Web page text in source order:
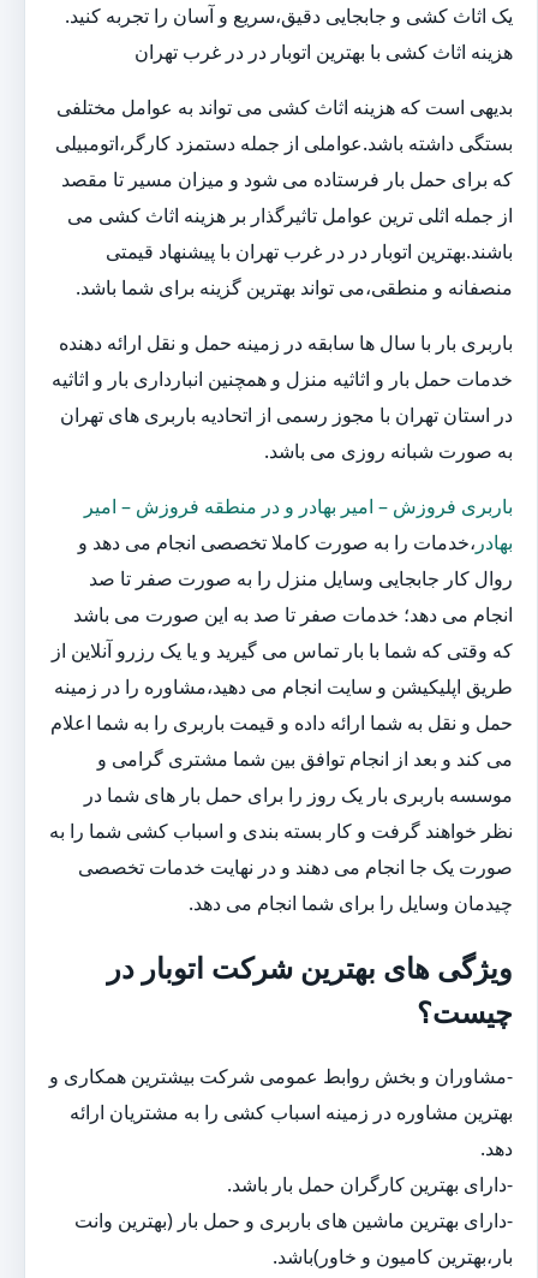
یک اثاث کشی و جابجایی دقیق،سریع و آسان را تجربه کنید.
هزینه اثاث کشی با بهترین اتوبار در در غرب تهران
بدیهی است که هزینه اثاث کشی می تواند به عوامل مختلفی
بستگی داشته باشد.عواملی از جمله دستمزد کارگر،اتومبیلی
که برای حمل بار فرستاده می شود و میزان مسیر تا مقصد
از جمله اثلی ترین عوامل تاثیرگذار بر هزینه اثاث کشی می
باشند.بهترین اتوبار در در غرب تهران با پیشنهاد قیمتی
منصفانه و منطقی،می تواند بهترین گزینه برای شما باشد.
باربری بار با سال ها سابقه در زمینه حمل و نقل ارائه دهنده
خدمات حمل بار و اثاثیه منزل و همچنین انبارداری بار و اثاثیه
در استان تهران با مجوز رسمی از اتحادیه باربری های تهران
به صورت شبانه روزی می باشد.
باربری فروزش – امیر بهادر و در منطقه فروزش – امیر
بهادر ،خدمات را به صورت کاملا تخصصی انجام می دهد و
روال کار جابجایی وسایل منزل را به صورت صفر تا صد
انجام می دهد؛ خدمات صفر تا صد به این صورت می باشد
که وقتی که شما با بار تماس می گیرید و یا یک رزرو آنلاین از
طریق اپلیکیشن و سایت انجام می دهید،مشاوره را در زمینه
حمل و نقل به شما ارائه داده و قیمت باربری را به شما اعلام
می کند و بعد از انجام توافق بین شما مشتری گرامی و
موسسه باربری بار یک روز را برای حمل بار های شما در
نظر خواهند گرفت و کار بسته بندی و اسباب کشی شما را به
صورت یک جا انجام می دهند و در نهایت خدمات تخصصی
چیدمان وسایل را برای شما انجام می دهد.
ویژگی های بهترین شرکت اتوبار در
چیست؟
-مشاوران و بخش روابط عمومی شرکت بیشترین همکاری و
بهترین مشاوره در زمینه اسباب کشی را به مشتریان ارائه
دهد.
-دارای بهترین کارگران حمل بار باشد.
-دارای بهترین ماشین های باربری و حمل بار (بهترین وانت
بار،بهترین کامیون و خاور)باشد.